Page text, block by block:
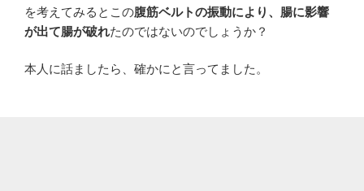
を考えてみるとこの腹筋ベルトの振動により、腸に影響
が出て腸が破れたのではないのでしょうか？
本人に話ましたら、確かにと言ってました。